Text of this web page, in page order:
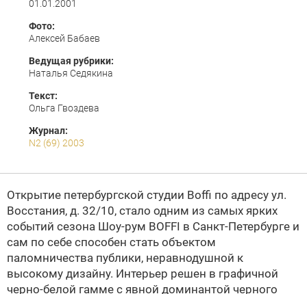
01.01.2001
Фото:
Алексей Бабаев
Ведущая рубрики:
Наталья Седякина
Текст:
Ольга Гвоздева
Журнал:
N2 (69) 2003
Открытие петербургской студии Boffi по адресу ул.
Восстания, д. 32/10, стало одним из самых ярких
событий сезона Шоу-рум BOFFI в Санкт-Петербурге и
сам по себе способен стать объектом
паломничества публики, неравнодушной к
высокому дизайну. Интерьер решен в графичной
черно-белой гамме с явной доминантой черного